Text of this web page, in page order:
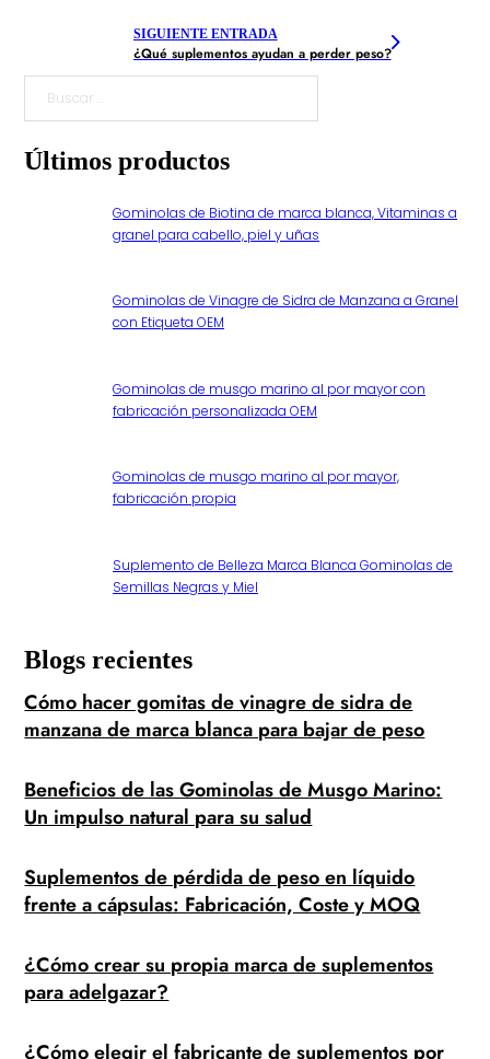
SIGUIENTE ENTRADA
¿Qué suplementos ayudan a perder peso?
Buscar
Últimos productos
Gominolas de Biotina de marca blanca, Vitaminas a
granel para cabello, piel y uñas
Gominolas de Vinagre de Sidra de Manzana a Granel
con Etiqueta OEM
Gominolas de musgo marino al por mayor con
fabricación personalizada OEM
Gominolas de musgo marino al por mayor,
fabricación propia
Suplemento de Belleza Marca Blanca Gominolas de
Semillas Negras y Miel
Blogs recientes
Cómo hacer gomitas de vinagre de sidra de
manzana de marca blanca para bajar de peso
Beneficios de las Gominolas de Musgo Marino:
Un impulso natural para su salud
Suplementos de pérdida de peso en líquido
frente a cápsulas: Fabricación, Coste y MOQ
¿Cómo crear su propia marca de suplementos
para adelgazar?
¿Cómo elegir el fabricante de suplementos por